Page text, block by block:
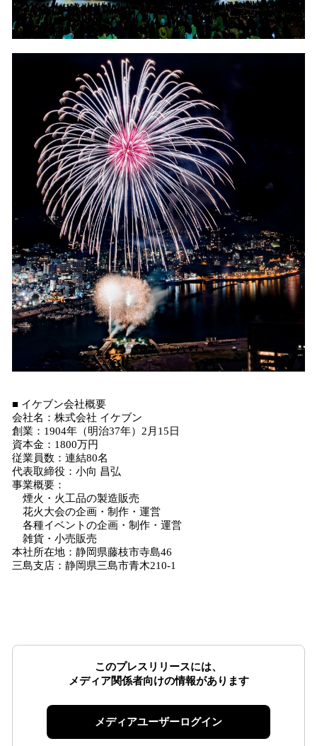
■ イケブン会社概要
会社名：株式会社 イケブン
創業：1904年（明治37年）2月15日
資本金：1800万円
従業員数：連結80名
代表取締役：小向 昌弘
事業概要：
煙火・火工品の製造販売
花火大会の企画・制作・運営
各種イベントの企画・制作・運営
雑貨・小売販売
本社所在地：静岡県藤枝市寺島46
三島支店：静岡県三島市青木210-1
このプレスリリースには、
メディア関係者向けの情報があります
メディアユーザーログイン